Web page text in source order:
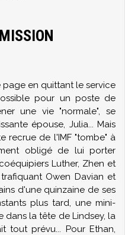
en quittant le service
pour un poste de
une vie "normale", se
épouse, Julia... Mais
recrue de l'IMF "tombe" à
obligé de lui porter
Luther, Zhen et
Owen Davian et
d'une quinzaine de ses
plus tard, une mini-
dans la tête de Lindsey, la
tout prévu... Pour Ethan,